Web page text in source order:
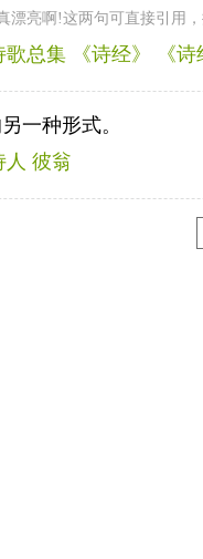
漂亮啊!这两句可直接引用
总集 《诗经》 《诗
一种形式。
人 彼翁